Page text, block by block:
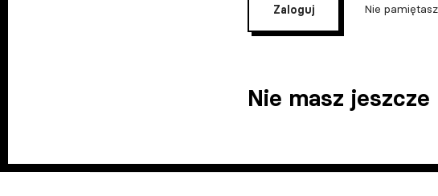
Zaloguj Nie
Nie masz jeszcze